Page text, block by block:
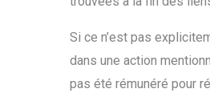
Si ce n’est pas
dans une action
pas été rémunéré pour